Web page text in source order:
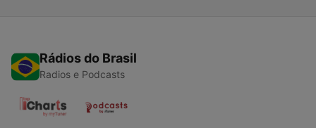
Rádios do Brasil
Radios e Podcasts